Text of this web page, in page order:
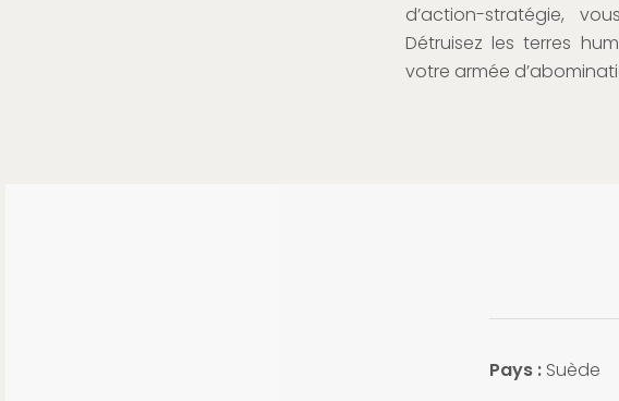
d’action-stratégie,
Détruisez les terres
votre armée
Pays : Suède